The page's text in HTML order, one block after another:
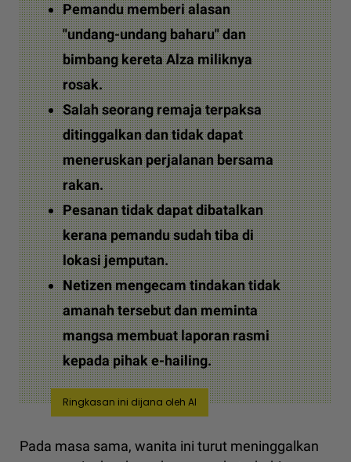
Pemandu memberi alasan
"undang-undang baharu" dan
bimbang kereta Alza miliknya
rosak.
Salah seorang remaja terpaksa
ditinggalkan dan tidak dapat
meneruskan perjalanan bersama
rakan.
Pesanan tidak dapat dibatalkan
kerana pemandu sudah tiba di
lokasi jemputan.
Netizen mengecam tindakan tidak
amanah tersebut dan meminta
mangsa membuat laporan rasmi
kepada pihak e-hailing.
Ringkasan ini dijana oleh AI
Pada masa sama, wanita ini turut meninggalkan